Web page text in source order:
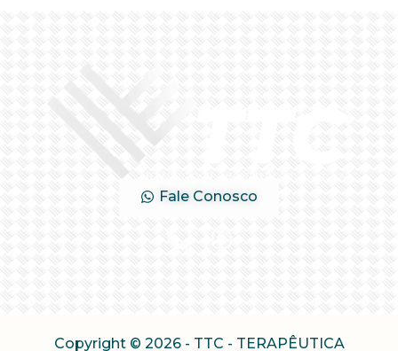
Fale Conosco
Copyright © 2026 - TTC - TERAPÊUTICA